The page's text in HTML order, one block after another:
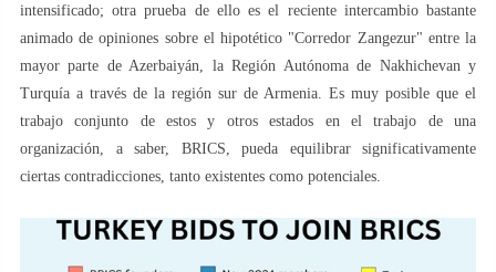
intensificado; otra prueba de ello es el reciente intercambio bastante
animado de opiniones sobre el hipotético "Corredor Zangezur" entre la
mayor parte de Azerbaiyán, la Región Autónoma de Nakhichevan y
Turquía a través de la región sur de Armenia. Es muy posible que el
trabajo conjunto de estos y otros estados en el trabajo de una
organización, a saber, BRICS, pueda equilibrar significativamente
ciertas contradicciones, tanto existentes como potenciales.